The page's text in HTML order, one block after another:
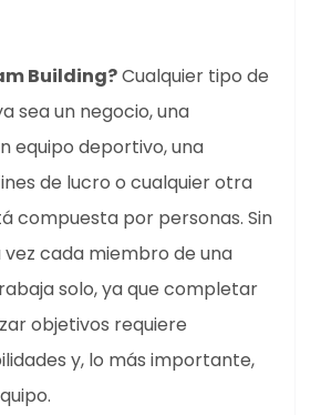
Building?Cualquier tipo de
sea un negocio, una
equipo deportivo, una
de lucro o cualquier otra
compuesta por personas. Sin
cada miembro de una
solo, ya que completar
objetivos requiere
y, lo más importante,